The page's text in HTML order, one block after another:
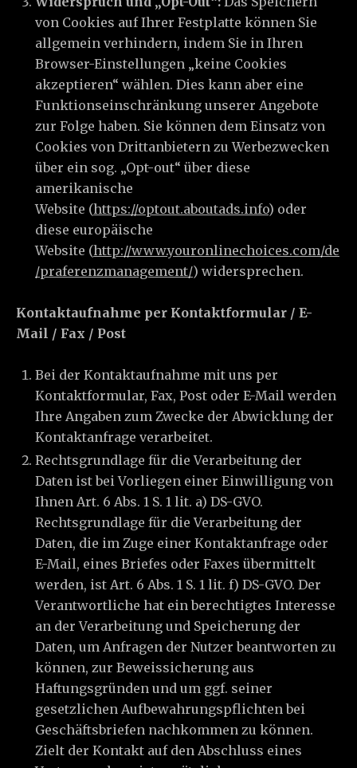
von Cookies auf Ihrer Festplatte können Sie
allgemein verhindern, indem Sie in Ihren
Browser-Einstellungen „keine Cookies
akzeptieren“ wählen. Dies kann aber eine
Funktionseinschränkung unserer Angebote
zur Folge haben. Sie können dem Einsatz von
Cookies von Drittanbietern zu Werbezwecken
über ein sog. „Opt-out“ über diese
amerikanische
Website (https://optout.aboutads.info) oder
diese europäische
Website (http://www.youronlinechoices.com/de
/praferenzmanagement/) widersprechen.
Kontaktaufnahme per Kontaktformular / E-
Mail / Fax / Post
Bei der Kontaktaufnahme mit uns per
Kontaktformular, Fax, Post oder E-Mail werden
Ihre Angaben zum Zwecke der Abwicklung der
Kontaktanfrage verarbeitet.
Rechtsgrundlage für die Verarbeitung der
Daten ist bei Vorliegen einer Einwilligung von
Ihnen Art. 6 Abs. 1 S. 1 lit. a) DS-GVO.
Rechtsgrundlage für die Verarbeitung der
Daten, die im Zuge einer Kontaktanfrage oder
E-Mail, eines Briefes oder Faxes übermittelt
werden, ist Art. 6 Abs. 1 S. 1 lit. f) DS-GVO. Der
Verantwortliche hat ein berechtigtes Interesse
an der Verarbeitung und Speicherung der
Daten, um Anfragen der Nutzer beantworten zu
können, zur Beweissicherung aus
Haftungsgründen und um ggf. seiner
gesetzlichen Aufbewahrungspflichten bei
Geschäftsbriefen nachkommen zu können.
Zielt der Kontakt auf den Abschluss eines